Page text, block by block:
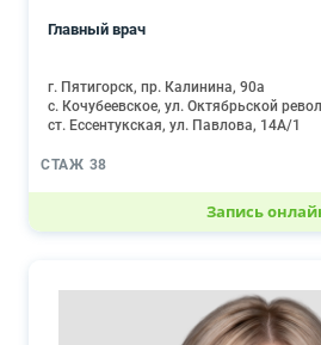
Главный врач
г. Пятигорск, пр. Калинина, 90а
с. Кочубеевское, ул. Октябрьской
ст. Ессентукская, ул. Павлова, 14А/1
СТАЖ 38
Запись